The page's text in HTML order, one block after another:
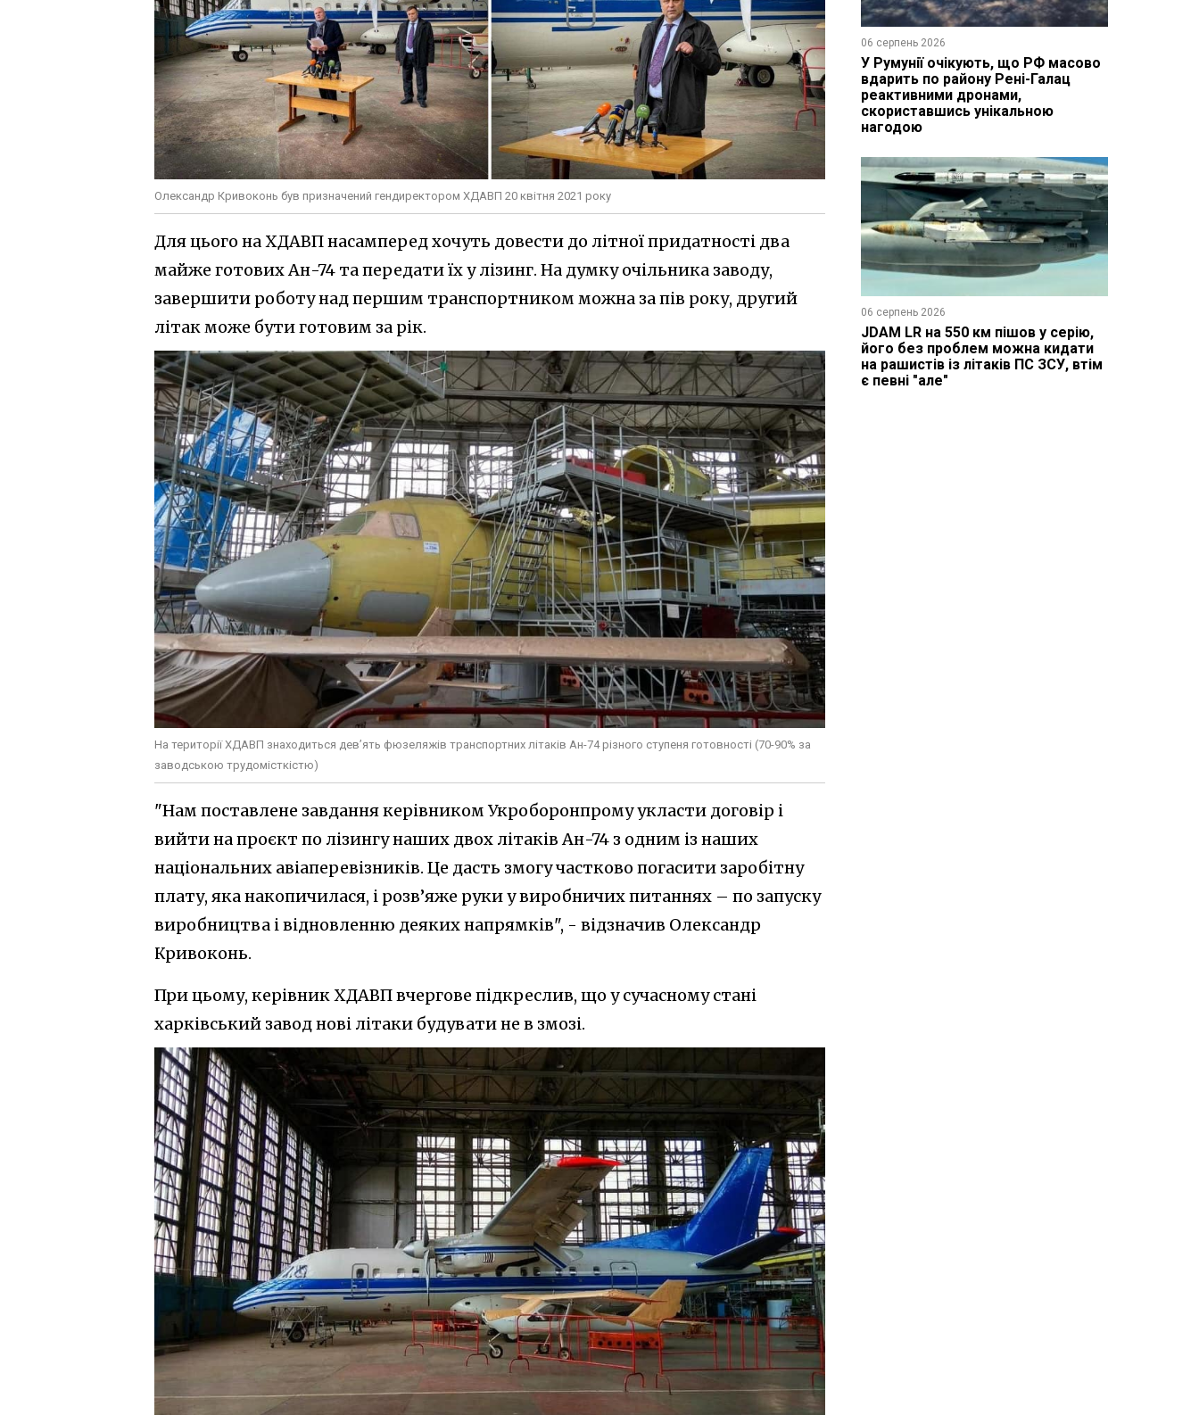
Олександр Кривоконь був призначений гендиректором ХДАВП 20 квітня 2021 року
Для цього на ХДАВП насамперед хочуть довести до літної придатності два
майже готових Ан-74 та передати їх у лізинг. На думку очільника заводу,
завершити роботу над першим транспортником можна за пів року, другий
літак може бути готовим за рік.
На території ХДАВП знаходиться дев’ять фюзеляжів транспортних літаків Ан-74 різного ступеня готовності (70-90% за
заводською трудомісткістю)
"Нам поставлене завдання керівником Укроборонпрому укласти договір і
вийти на проєкт по лізингу наших двох літаків Ан-74 з одним із наших
національних авіаперевізників. Це дасть змогу частково погасити заробітну
плату, яка накопичилася, і розв’яже руки у виробничих питаннях – по запуску
виробництва і відновленню деяких напрямків", - відзначив Олександр
Кривоконь.
При цьому, керівник ХДАВП вчергове підкреслив, що у сучасному стані
харківський завод нові літаки будувати не в змозі.
06 серпень 2026
У Румунії очікують, що РФ масово
вдарить по району Рені-Галац
реактивними дронами,
скориставшись унікальною
нагодою
06 серпень 2026
JDAM LR на 550 км пішов у серію,
його без проблем можна кидати
на рашистів із літаків ПС ЗСУ, втім
є певні "але"